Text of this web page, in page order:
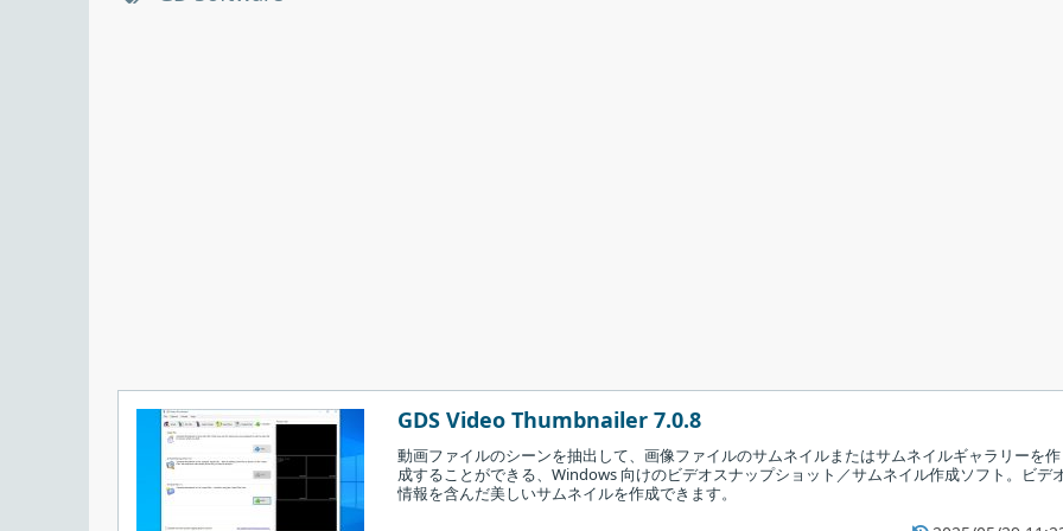
GDS Video Thumbnailer 7.0.8
動画ファイルのシーンを抽出して、画像ファイルのサムネイルまたはサムネイルギャラリーを作
成することができる、Windows 向けのビデオスナップショット／サムネイル作成ソフト。ビデ
情報を含んだ美しいサムネイルを作成できます。